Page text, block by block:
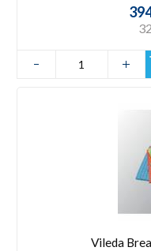
Vileda